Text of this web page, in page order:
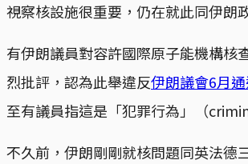
視察核設施很重要，仍在就此同伊朗
有伊朗議員對容許國際原子能機構核
烈批評，認為此舉違反伊朗議會6月
至有議員指這是「犯罪行為」（
不久前，伊朗剛剛就核問題同英法德